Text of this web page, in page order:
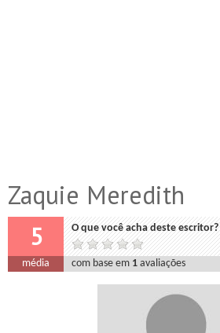
Zaquie Meredith
5 O que você acha deste escritor?
média com base em 1 avaliações